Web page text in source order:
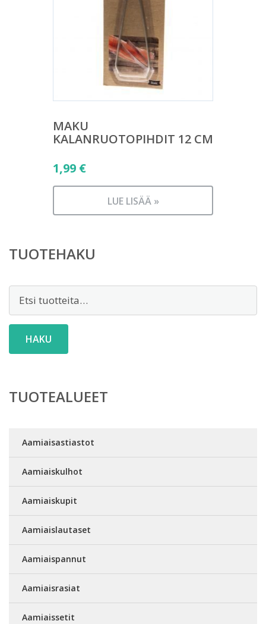
MAKU
KALANRUOTOPIHDIT 12 CM
1,99 €
LUE LISÄÄ »
TUOTEHAKU
Etsi:
HAKU
TUOTEALUEET
Aamiaisastiastot
Aamiaiskulhot
Aamiaiskupit
Aamiaislautaset
Aamiaispannut
Aamiaisrasiat
Aamiaissetit